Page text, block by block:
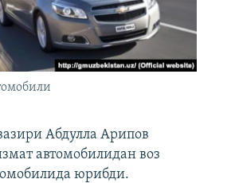
Абдулла Арипов
автомобилидан воз
юрибди.